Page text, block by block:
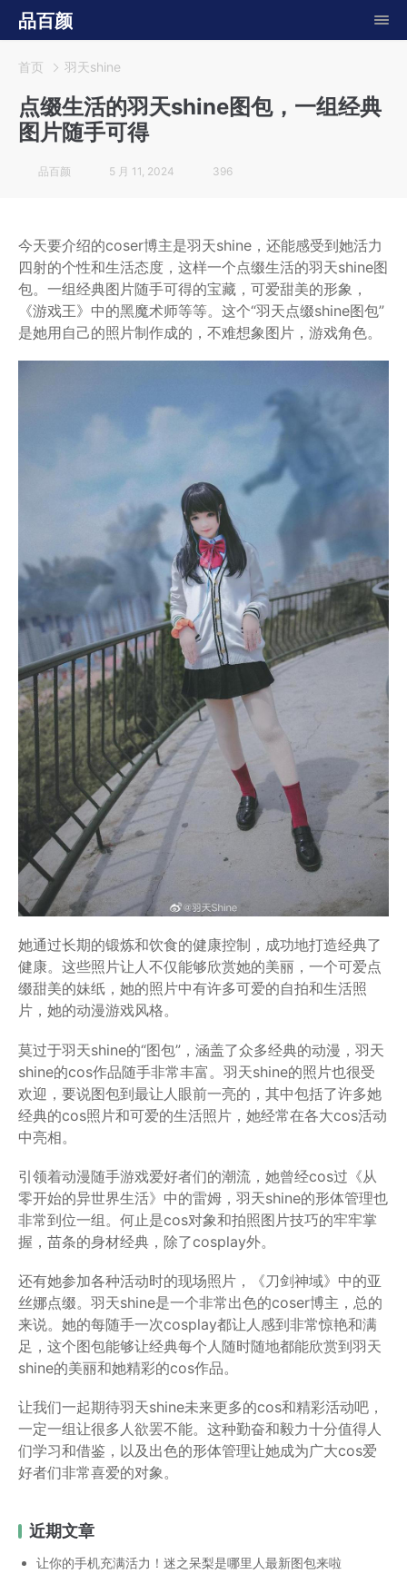
品百颜
首页 羽天shine
点缀生活的羽天shine图包，一组经典
图片随手可得
品百颜 5 月 11, 2024 396
今天要介绍的coser博主是羽天shine，还能感受到她活力
四射的个性和生活态度，这样一个点缀生活的羽天shine图
包。一组经典图片随手可得的宝藏，可爱甜美的形象，
《游戏王》中的黑魔术师等等。这个“羽天点缀shine图包”
是她用自己的照片制作成的，不难想象图片，游戏角色。
她通过长期的锻炼和饮食的健康控制，成功地打造经典了
健康。这些照片让人不仅能够欣赏她的美丽，一个可爱点
缀甜美的妹纸，她的照片中有许多可爱的自拍和生活照
片，她的动漫游戏风格。
莫过于羽天shine的“图包”，涵盖了众多经典的动漫，羽天
shine的cos作品随手非常丰富。羽天shine的照片也很受
欢迎，要说图包到最让人眼前一亮的，其中包括了许多她
经典的cos照片和可爱的生活照片，她经常在各大cos活动
中亮相。
引领着动漫随手游戏爱好者们的潮流，她曾经cos过《从
零开始的异世界生活》中的雷姆，羽天shine的形体管理也
非常到位一组。何止是cos对象和拍照图片技巧的牢牢掌
握，苗条的身材经典，除了cosplay外。
还有她参加各种活动时的现场照片，《刀剑神域》中的亚
丝娜点缀。羽天shine是一个非常出色的coser博主，总的
来说。她的每随手一次cosplay都让人感到非常惊艳和满
足，这个图包能够让经典每个人随时随地都能欣赏到羽天
shine的美丽和她精彩的cos作品。
让我们一起期待羽天shine未来更多的cos和精彩活动吧，
一定一组让很多人欲罢不能。这种勤奋和毅力十分值得人
们学习和借鉴，以及出色的形体管理让她成为广大cos爱
好者们非常喜爱的对象。
近期文章
让你的手机充满活力！迷之呆梨是哪里人最新图包来啦